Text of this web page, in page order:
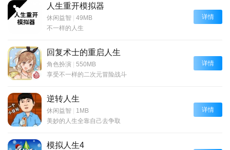
人生重开模拟器
休闲益智 | 49MB
不一样的人生
详情
回复术士的重启人生
角色扮演 | 550MB
享受不一样的二次元冒险战斗
详情
逆转人生
休闲益智 | 1MB
美妙的人生全靠自己去争取
详情
模拟人生4